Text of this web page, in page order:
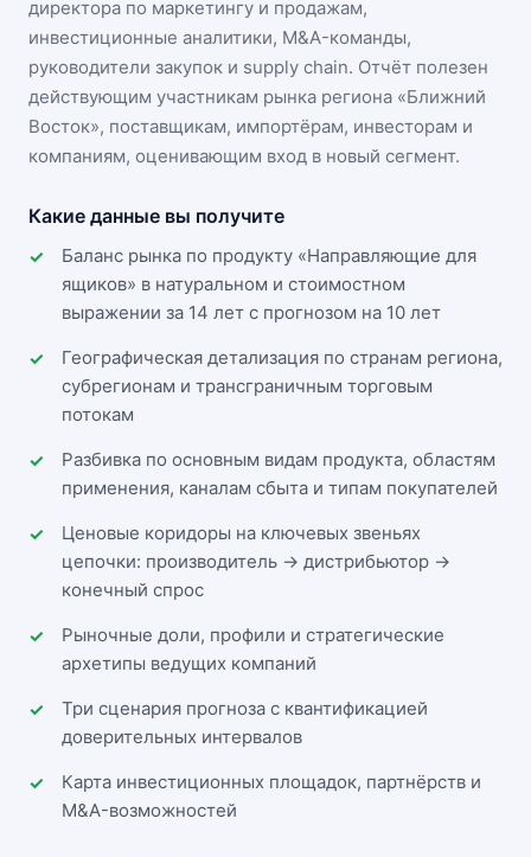
директора по маркетингу и продажам,
инвестиционные аналитики, M&A-команды,
руководители закупок и supply chain. Отчёт полезен
действующим участникам рынка региона «Ближний
Восток», поставщикам, импортёрам, инвесторам и
компаниям, оценивающим вход в новый сегмент.
Какие данные вы получите
Баланс рынка по продукту «Направляющие для
ящиков» в натуральном и стоимостном
выражении за 14 лет с прогнозом на 10 лет
Географическая детализация по странам региона,
субрегионам и трансграничным торговым
потокам
Разбивка по основным видам продукта, областям
применения, каналам сбыта и типам покупателей
Ценовые коридоры на ключевых звеньях
цепочки: производитель → дистрибьютор →
конечный спрос
Рыночные доли, профили и стратегические
архетипы ведущих компаний
Три сценария прогноза с квантификацией
доверительных интервалов
Карта инвестиционных площадок, партнёрств и
M&A-возможностей